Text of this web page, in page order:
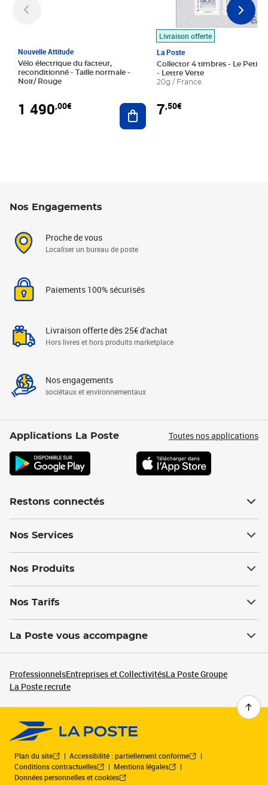
Nouvelle Attitude
Vélo électrique du facteur,
reconditionné - Taille normale -
Noir/ Rouge
1 490,00€ Ajouter au panier
Livraison offerte
La Poste
Collector 4 timbres - Le Petit
- Lettre Verte
20g / France
7,50€
Nos Engagements
Proche de vous
Localiser un bureau de poste
Paiements 100% sécurisés
Livraison offerte dès 25€ d'achat
Hors livres et hors produits marketplace
Nos engagements
sociétaux et environnementaux
Applications La Poste Toutes nos applications
Restons connectés
Nos Services
Nos Produits
Nos Tarifs
La Poste vous accompagne
ProfessionnelsEntreprises et CollectivitésLa Poste Groupe
La Poste recrute
Plan du site
Accessibilité : partiellement conforme
Conditions contractuelles
Mentions légales
Données personnelles et cookies